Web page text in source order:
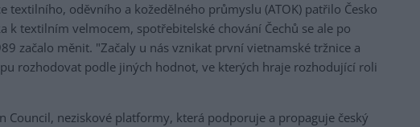
textilního, oděvního a kožedělného průmyslu (ATOK) patřilo Česko
k textilním velmocem, spotřebitelské chování Čechů se ale po
začalo měnit. "Začaly u nás vznikat první vietnamské tržnice a
rozhodovat podle jiných hodnot, ve kterých hraje rozhodující roli
Council, neziskové platformy, která podporuje a propaguje český